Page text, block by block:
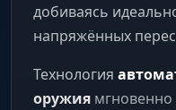
добиваясь
напряжённых
Технология
оружия